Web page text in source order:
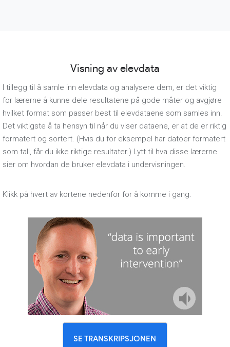
Visning av elevdata
I tillegg til å samle inn elevdata og analysere dem, er det viktig
for lærerne å kunne dele resultatene på gode måter og avgjøre
hvilket format som passer best til elevdataene som samles inn.
Det viktigste å ta hensyn til når du viser dataene, er at de er riktig
formatert og sortert. (Hvis du for eksempel har datoer formatert
som tall, får du ikke riktige resultater.) Lytt til hva disse lærerne
sier om hvordan de bruker elevdata i undervisningen.
Klikk på hvert av kortene nedenfor for å komme i gang.
SE TRANSKRIPSJONEN